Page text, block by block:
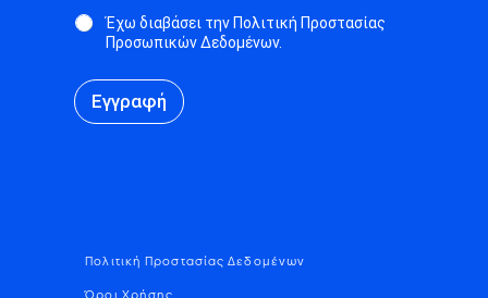
Έχω διαβάσει την Πολιτική Προστασίας
Προσωπικών Δεδομένων.
Εγγραφή
Πολιτική Προστασίας Δεδομένων